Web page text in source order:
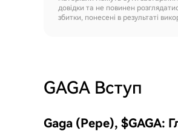
довідки та не повинен
збитки, понесені в результаті
GAGA Вступ
Gaga (Pepe), $GAGA: